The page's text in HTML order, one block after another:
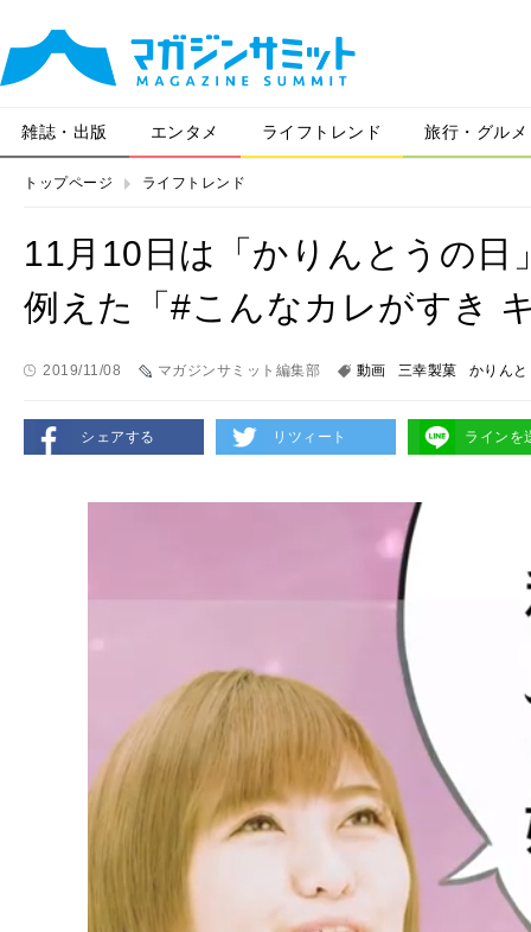
雑誌・出版 エンタメ ライフトレンド 旅行・グルメ
トップページ ライフトレンド
11月10日は「かりんとうの日
例えた「#こんなカレがすき
2019/11/08 マガジンサミット編集部 動画 三幸製菓 かりんと
シェアする リツィート ラインを